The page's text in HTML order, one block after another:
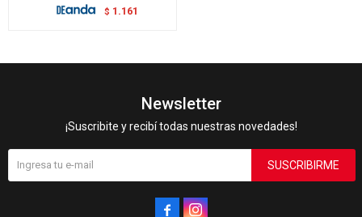
$ 1.161
Newsletter
¡Suscribite y recibí todas nuestras novedades!
SUSCRIBIRME
 